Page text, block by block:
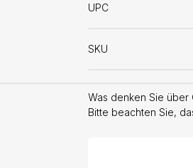
UPC
SKU
Was denken Sie über
Bitte beachten Sie,